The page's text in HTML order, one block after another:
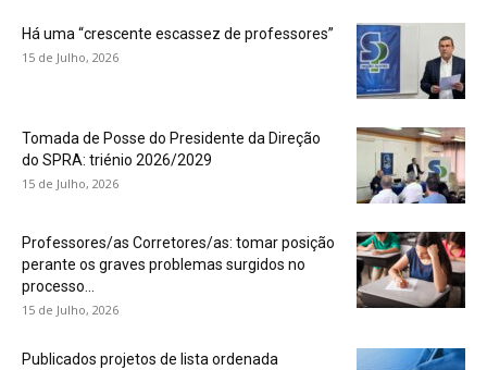
Há uma “crescente escassez de professores”
15 de Julho, 2026
Tomada de Posse do Presidente da Direção
do SPRA: triénio 2026/2029
15 de Julho, 2026
Professores/as Corretores/as: tomar posição
perante os graves problemas surgidos no
processo...
15 de Julho, 2026
Publicados projetos de lista ordenada